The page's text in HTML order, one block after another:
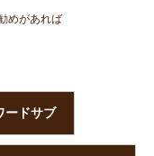
めがあれば
ードサブ